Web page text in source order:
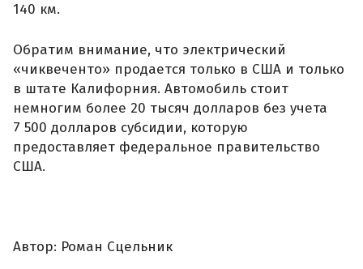
140 км.
Обратим внимание, что электрический
«чиквеченто» продается только в США и только
в штате Калифорния. Автомобиль стоит
немногим более 20 тысяч долларов без учета
7 500 долларов субсидии, которую
предоставляет федеральное правительство
США.
Автор: Роман Сцельник